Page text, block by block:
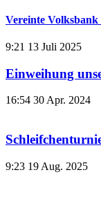
Vereinte Volksbank
9:21 13 Juli 2025
Einweihung
16:54 30 Apr. 2024
9:23 19 Aug. 2025